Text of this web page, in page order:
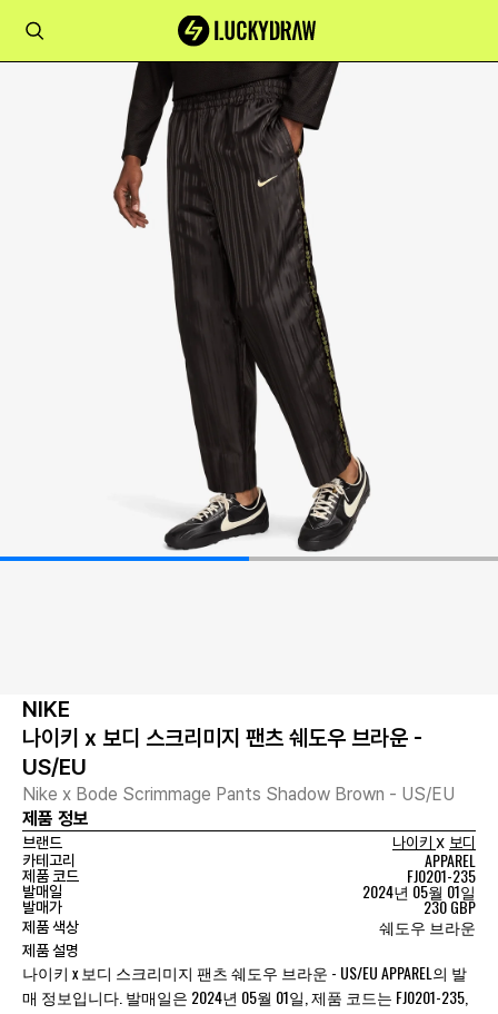
NIKE
나이키 x 보디 스크리미지 팬츠 쉐도우 브라운 -
US/EU
Nike x Bode Scrimmage Pants Shadow Brown - US/EU
제품 정보
브랜드 나이키 x 보디
카테고리
APPAREL
제품 코드 FJ0201-235
발매일 2024년 05월 01일
발매가 230 GBP
제품 색상 쉐도우 브라운
제품 설명
나이키 x 보디 스크리미지 팬츠 쉐도우 브라운 - US/EU APPAREL의 발
매 정보입니다. 발매일은 2024년 05월 01일, 제품 코드는 FJ0201-235,